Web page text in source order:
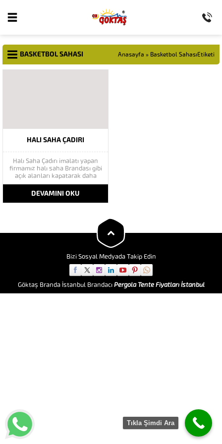
BASKETBOL SAHASI Anasayfa » Basketbol SahasıEtiketi
HALI SAHA ÇADIRI
Halı Saha Çadırı imalatı yapan
firmamız halı saha Brandası gibi
açık alanları kapatarak daha
kullanışlı ve korunaklı bir alan
haline getirmektedir. Halı saha
brandası ve halı saha branda
değişimi hizmetleri veren
DEVAMINI OKU
Bizi Sosyal Medyada Takip Edin
Göktaş Branda İstanbul Brandacı Pergola Tente Fiyatları İstanbul
Tıkla Şimdi Ara